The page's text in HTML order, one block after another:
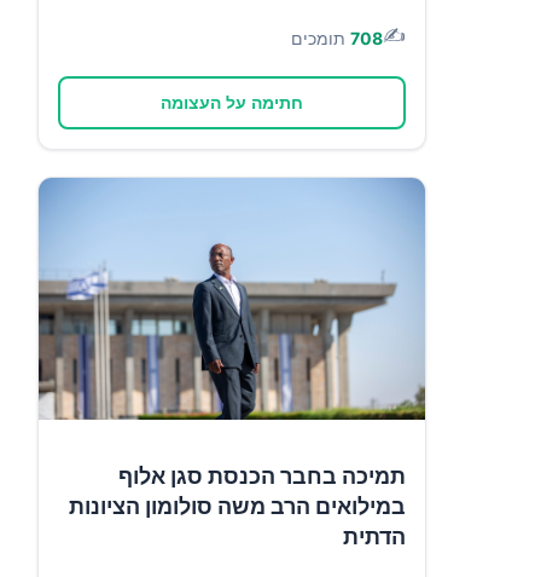
✍️
708 תומכים
חתימה על העצומה
תמיכה בחבר הכנסת סגן אלוף
במילואים הרב משה סולומון הציונות
הדתית